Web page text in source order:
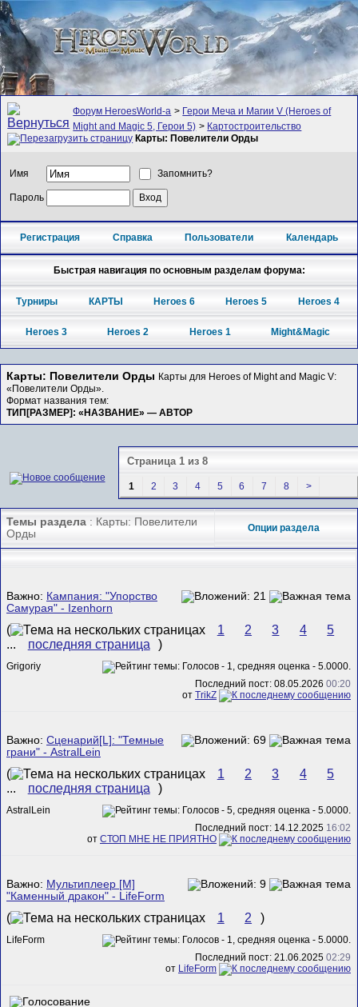
Форум HeroesWorld-а > Герои Меча и Магии V (Heroes of
Might and Magic 5, Герои 5) > Картостроительство
Карты: Повелители Орды
Имя Запомнить?
Пароль
Регистрация Справка Пользователи Календарь
Быстрая навигация по основным разделам форума:
Турниры КАРТЫ Heroes 6 Heroes 5 Heroes 4
Heroes 3 Heroes 2 Heroes 1 Might&Magic
Карты: Повелители Орды Карты для Heroes of Might and Magic V:
«Повелители Орды».
Формат названия тем:
ТИП[РАЗМЕР]: «НАЗВАНИЕ» — АВТОР
Страница 1 из 8
1 2 3 4 5 6 7 8 >
Темы раздела : Карты: Повелители
Орды
Опции раздела
Важно: Кампания: "Упорство
Самурая" - Izenhorn
( 1 2 3 4
5
...
последняя страница )
Grigoriy
Последний пост: 08.05.2026 00:20
от TrikZ
Важно: Сценарий[L]: "Темные
грани" - AstralLein
( 1 2 3 4
5
...
последняя страница )
AstralLein
Последний пост: 14.12.2025 16:02
от СТОП МНЕ НЕ ПРИЯТНО
Важно: Мультиплеер [M]
"Каменный дракон" - LifeForm
( 1 2 )
LifeForm
Последний пост: 21.06.2025 02:29
от LifeForm